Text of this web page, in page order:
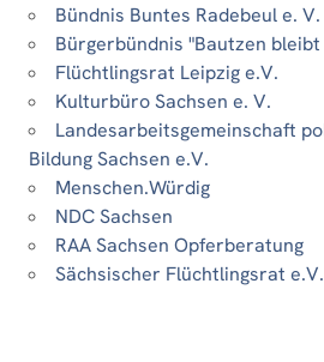
Bündnis Buntes Radebeul e. V.
Bürgerbündnis "Bautzen
Flüchtlingsrat Leipzig e.V.
Kulturbüro Sachsen e. V.
Landesarbeitsgemeinschaft
Bildung Sachsen e.V.
Menschen.Würdig
NDC Sachsen
RAA Sachsen Opferberatung
Sächsischer Flüchtlingsrat e.V.